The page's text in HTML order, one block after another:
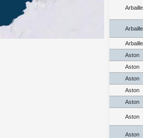
Aston
Aston
Aston
Aston
Aston
Aston
Aston